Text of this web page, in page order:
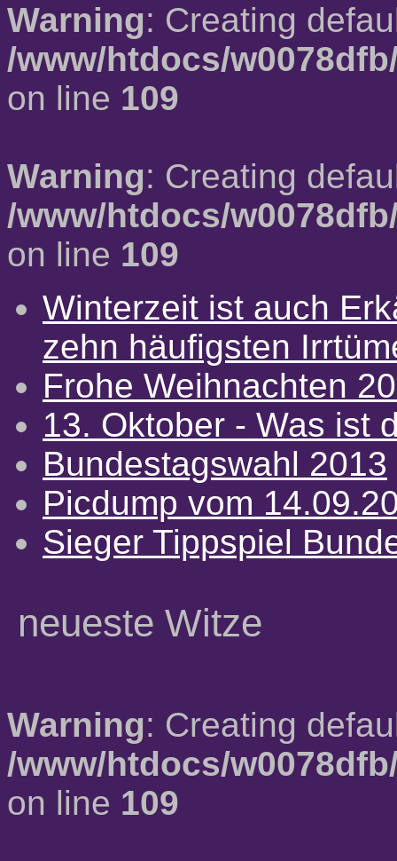
Warning: Creating
/www/htdocs/
on line 109
Warning: Creating
/www/htdocs/
on line 109
Winterzeit ist auch
zehn häufigsten
Frohe Weihnachten
13. Oktober - Was ist
Bundestagswahl 2013
Picdump vom
Sieger Tippspiel
neueste Witze
Warning: Creating
/www/htdocs/
on line 109